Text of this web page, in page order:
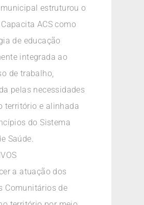
estruturou o
ACS como
de educação
integrada ao
de trabalho,
pelas necessidades
território e alinhada
do Sistema
Saúde.
a atuação dos
Comunitários de